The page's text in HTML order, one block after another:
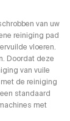
van uw
reiniging pad
vloeren.
Doordat deze
van vuile
de reiniging
standaard
met